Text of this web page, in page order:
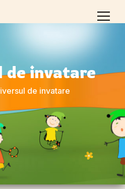
de invatare
de invatare